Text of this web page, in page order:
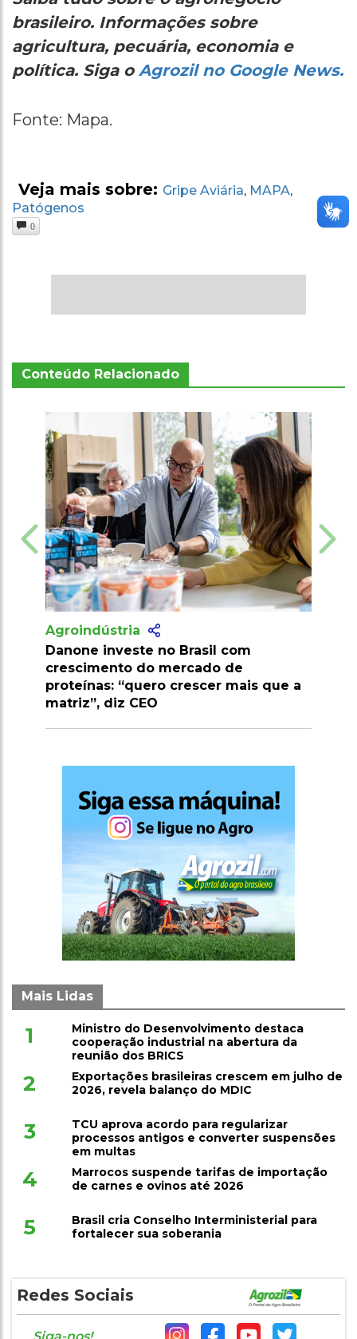
brasileiro. Informações sobre
agricultura, pecuária, economia e
política. Siga o Agrozil no Google News.
Fonte: Mapa.
Veja mais sobre: Gripe Aviária, MAPA,
Patógenos
0
Conteúdo Relacionado
no Brasil com
do mercado de
crescer mais que a
Pesquisa desenvolve
resistente a pragas e
econômico
Mais Lidas
1
Ministro do Desenvolvimento destaca
cooperação industrial na abertura da
reunião dos BRICS
2
Exportações brasileiras crescem em julho de
2026, revela balanço do MDIC
3
TCU aprova acordo para regularizar
processos antigos e converter suspensões
em multas
4
Marrocos suspende tarifas de importação
de carnes e ovinos até 2026
5
Brasil cria Conselho Interministerial para
fortalecer sua soberania
Redes Sociais